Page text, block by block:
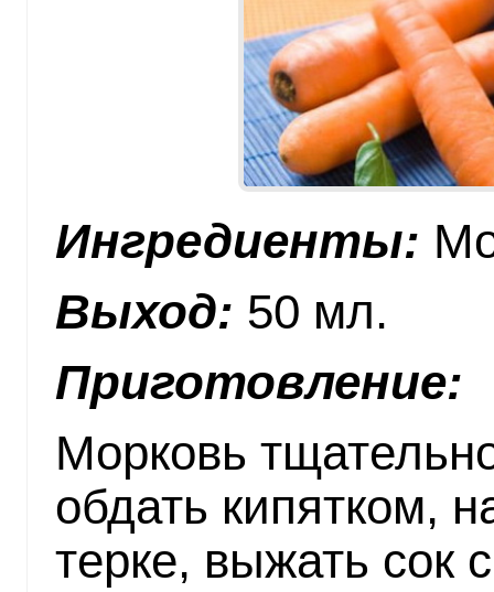
Ингредиенты:
Выход: 50 мл.
Приготовление:
Морковь
обдать кипятком,
терке, выжать сок